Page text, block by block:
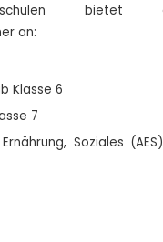
bietet
an:
Klasse 6
7
Soziales